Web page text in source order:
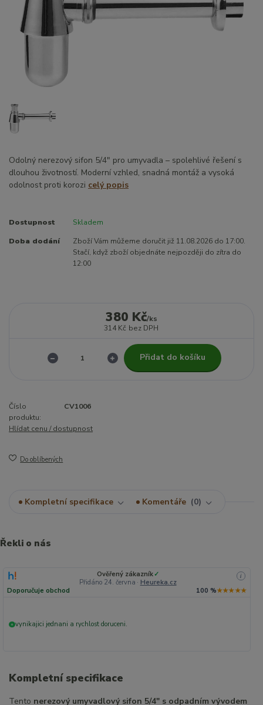
Odolný nerezový sifon 5/4" pro umyvadla – spolehlivé řešení s
dlouhou životností. Moderní vzhled, snadná montáž a vysoká
odolnost proti korozi celý popis
Dostupnost Skladem
Doba dodání
Zboží Vám můžeme doručit již 11.08.2026 do 17:00.
Stačí, když zboží objednáte nejpozději do zítra do
12:00
380 Kč/ks
314 Kč bez DPH
Přidat do košíku
Číslo
produktu:
CV1006
Hlídat cenu / dostupnost
Do oblíbených
Kompletní specifikace Komentáře 0
Řekli o nás
Ověřený zákazník ✓
Přidáno 24. června · Heureka.cz
i
Doporučuje obchod 100 %★★★★★
+ vynikajici jednani a rychlost doruceni.
Kompletní specifikace
Tento nerezový umyvadlový sifon 5/4″ s odpadním vývodem